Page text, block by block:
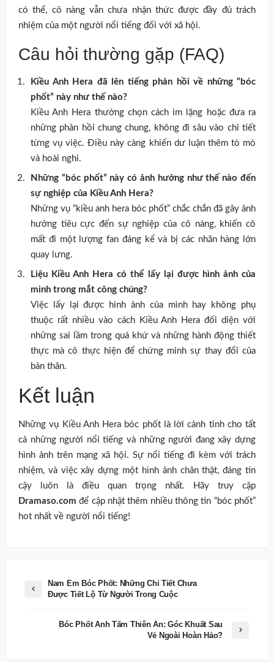
có thể, cô nàng vẫn chưa nhận thức được đầy đủ trách
nhiệm của một người nổi tiếng đối với xã hội.
Câu hỏi thường gặp (FAQ)
Kiều Anh Hera đã lên tiếng phản hồi về những “bóc
phốt” này như thế nào?
Kiều Anh Hera thường chọn cách im lặng hoặc đưa ra
những phản hồi chung chung, không đi sâu vào chi tiết
từng vụ việc. Điều này càng khiến dư luận thêm tò mò
và hoài nghi.
Những “bóc phốt” này có ảnh hưởng như thế nào đến
sự nghiệp của Kiều Anh Hera?
Những vụ “kiều anh hera bóc phốt” chắc chắn đã gây ảnh
hưởng tiêu cực đến sự nghiệp của cô nàng, khiến cô
mất đi một lượng fan đáng kể và bị các nhãn hàng lớn
quay lưng.
Liệu Kiều Anh Hera có thể lấy lại được hình ảnh của
mình trong mắt công chúng?
Việc lấy lại được hình ảnh của mình hay không phụ
thuộc rất nhiều vào cách Kiều Anh Hera đối diện với
những sai lầm trong quá khứ và những hành động thiết
thực mà cô thực hiện để chứng minh sự thay đổi của
bản thân.
Kết luận
Những vụ Kiều Anh Hera bóc phốt là lời cảnh tỉnh cho tất
cả những người nổi tiếng và những người đang xây dựng
hình ảnh trên mạng xã hội. Sự nổi tiếng đi kèm với trách
nhiệm, và việc xây dựng một hình ảnh chân thật, đáng tin
cậy luôn là điều quan trọng nhất. Hãy truy cập
Dramaso.com để cập nhật thêm nhiều thông tin “bóc phốt”
hot nhất về người nổi tiếng!
Nam Em Bóc Phốt: Những Chi Tiết Chưa
Được Tiết Lộ Từ Người Trong Cuộc
Bóc Phốt Anh Tấm Thiên An: Góc Khuất Sau
Vẻ Ngoài Hoàn Hảo?